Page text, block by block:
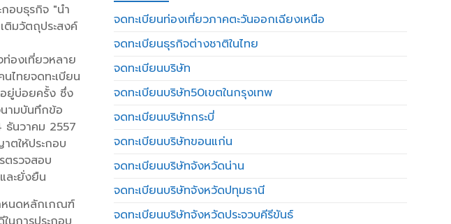
อบธุรกิจ "นำ
ติมวัตถุประสงค์
องเที่ยวหลาย
ไทยจดทะเบียน
อยู่บ่อยครั้ง ซึ่ง
ามบันทึกข้อ
ธันวาคม 2557
ตให้ประกอบ
ตรวจสอบ
ละยั่งยืน
หนดหลักเกณฑ์
จดทะเบียนท่องเที่ยวภาคตะวันออกเฉียงเหนือ
จดทะเบียนธุรกิจต่างชาติในไทย
จดทะเบียนบริษัท
จดทะเบียนบริษัท50เขตในกรุงเทพ
จดทะเบียนบริษัทกระบี่
จดทะเบียนบริษัทขอนแก่น
จดทะเบียนบริษัทจังหวัดน่าน
จดทะเบียนบริษัทจังหวัดปทุมธานี
จดทะเบียนบริษัทจังหวัดประจวบคีรีขันธ์